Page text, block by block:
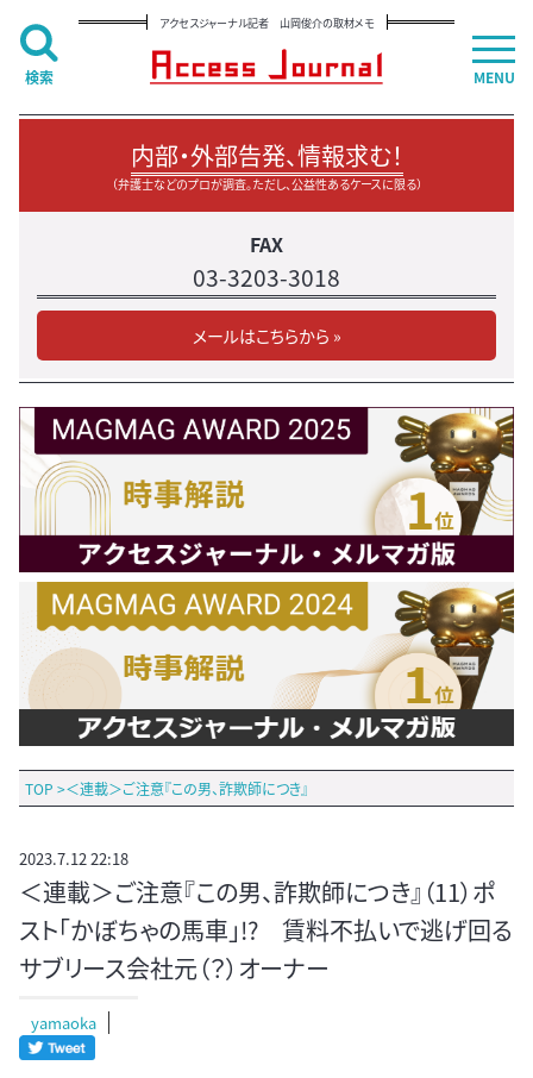
アクセスジャーナル記者 山岡俊介の取材メモ
内部・外部告発、情報求む！
（弁護士などのプロが調査。ただし、公益性あるケースに限る）
FAX
03-3203-3018
メールはこちらから »
TOP >＜連載＞ご注意『この男、詐欺師につき』
2023.7.12 22:18
＜連載＞ご注意『この男、詐欺師につき』（11）ポ
スト「かぼちゃの馬車」!? 賃料不払いで逃げ回る
サブリース会社元（？）オーナー
yamaoka
MENU
検索